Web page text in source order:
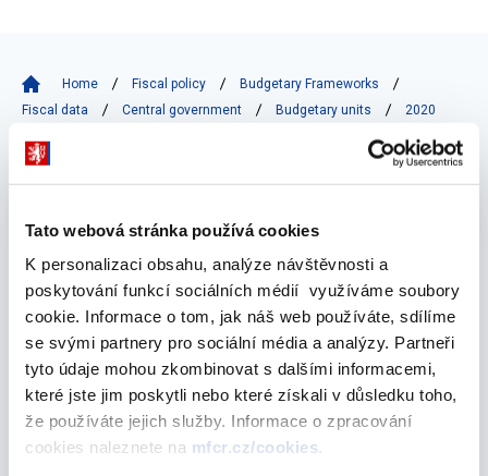
Tato webová stránka používá cookies
K personalizaci obsahu, analýze návštěvnosti a
poskytování funkcí sociálních médií využíváme soubory
cookie. Informace o tom, jak náš web používáte, sdílíme
se svými partnery pro sociální média a analýzy. Partneři
tyto údaje mohou zkombinovat s dalšími informacemi,
které jste jim poskytli nebo které získali v důsledku toho,
že používáte jejich služby. Informace o zpracování
cookies naleznete na mfcr.cz/cookies.
Home Fiscal policy
Budgetary Frameworks
Fiscal data
Central government Budgetary units 2020
January 2021
Statement of sources and uses of cash –
budgetary organizations (monthly)